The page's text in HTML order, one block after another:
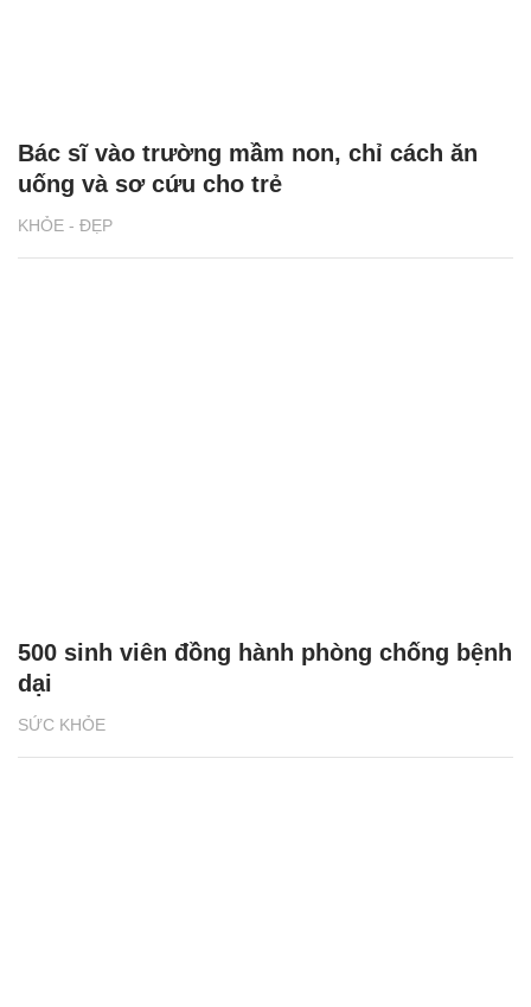
KHỎE - ĐẸP
Bác sĩ vào trường mầm non, chỉ cách ăn
uống và sơ cứu cho trẻ
SỨC KHỎE
500 sinh viên đồng hành phòng chống bệnh
dại